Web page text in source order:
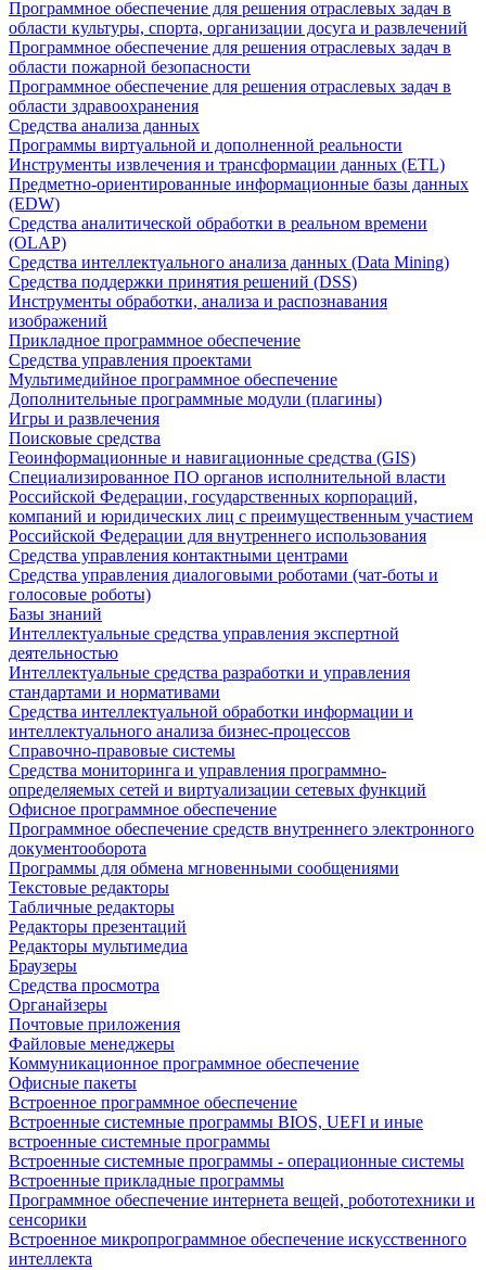
Программное обеспечение для решения отраслевых задач в
области культуры, спорта, организации досуга и развлечений
Программное обеспечение для решения отраслевых задач в
области пожарной безопасности
Программное обеспечение для решения отраслевых задач в
области здравоохранения
Средства анализа данных
Программы виртуальной и дополненной реальности
Инструменты извлечения и трансформации данных (ETL)
Предметно-ориентированные информационные базы данных
(EDW)
Средства аналитической обработки в реальном времени
(OLAP)
Средства интеллектуального анализа данных (Data Mining)
Средства поддержки принятия решений (DSS)
Инструменты обработки, анализа и распознавания
изображений
Прикладное программное обеспечение
Средства управления проектами
Мультимедийное программное обеспечение
Дополнительные программные модули (плагины)
Игры и развлечения
Поисковые средства
Геоинформационные и навигационные средства (GIS)
Специализированное ПО органов исполнительной власти
Российской Федерации, государственных корпораций,
компаний и юридических лиц с преимущественным участием
Российской Федерации для внутреннего использования
Средства управления контактными центрами
Средства управления диалоговыми роботами (чат-боты и
голосовые роботы)
Базы знаний
Интеллектуальные средства управления экспертной
деятельностью
Интеллектуальные средства разработки и управления
стандартами и нормативами
Средства интеллектуальной обработки информации и
интеллектуального анализа бизнес-процессов
Справочно-правовые системы
Средства мониторинга и управления программно-
определяемых сетей и виртуализации сетевых функций
Офисное программное обеспечение
Программное обеспечение средств внутреннего электронного
документооборота
Программы для обмена мгновенными сообщениями
Текстовые редакторы
Табличные редакторы
Редакторы презентаций
Редакторы мультимедиа
Браузеры
Средства просмотра
Органайзеры
Почтовые приложения
Файловые менеджеры
Коммуникационное программное обеспечение
Офисные пакеты
Встроенное программное обеспечение
Встроенные системные программы BIOS, UEFI и иные
встроенные системные программы
Встроенные системные программы - операционные системы
Встроенные прикладные программы
Программное обеспечение интернета вещей, робототехники и
сенсорики
Встроенное микропрограммное обеспечение искусственного
интеллекта